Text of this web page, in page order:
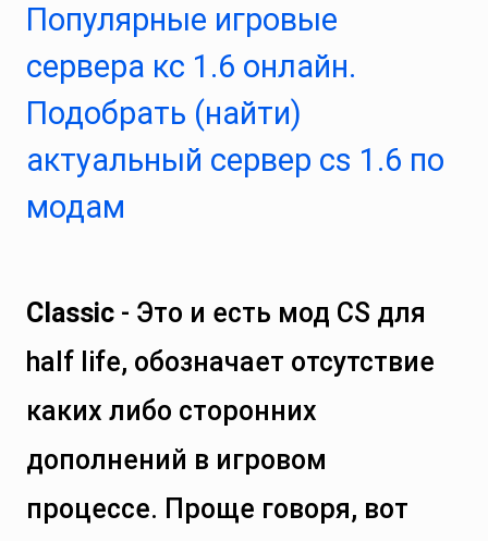
Популярные игровые
сервера кс 1.6 онлайн.
Подобрать (найти)
актуальный сервер cs 1.6 по
модам
Classic - Это и есть мод CS для
half life, обозначает отсутствие
каких либо сторонних
дополнений в игровом
процессе. Проще говоря, вот